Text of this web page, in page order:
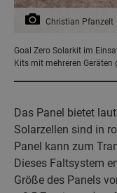
Christian Pfanzelt
Goal Zero Solarkit im
Kits mit mehreren Geräten
Das Panel bietet
Solarzellen sind in
Panel kann zum
Dieses Faltsystem
Größe des Panels